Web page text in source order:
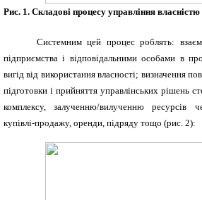
Рис. 1. Складові процесу управління
Системним цей процес роблять:
підприємства і відповідальними особами в
вигід від використання власності; визначення
підготовки і прийняття управлінських рішень
комплексу, залученню/вилученню ресурсів
купівлі-продажу, оренди, підряду тощо (рис. 2):